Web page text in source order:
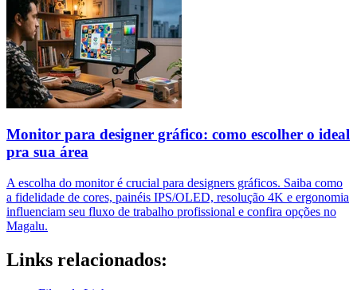
Monitor para designer gráfico: como escolher o ideal
pra sua área
A escolha do monitor é crucial para designers gráficos. Saiba como
a fidelidade de cores, painéis IPS/OLED, resolução 4K e ergonomia
influenciam seu fluxo de trabalho profissional e confira opções no
Magalu.
Links relacionados: